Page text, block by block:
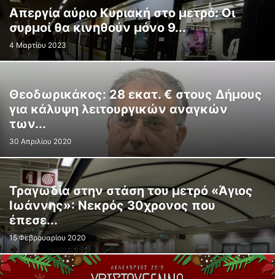
Απεργία αύριο Κυριακή στο μετρό: Οι
συρμοί θα κινηθούν μόνο 9...
4 Μαρτίου 2023
Θεοδωρικάκος: 28 εκατ. € στους Δήμους
για κάλυψη λειτουργικών αναγκών
των...
30 Απριλίου 2020
Τραγωδία στην στάση του μετρό «Άγιος
Ιωάννης»: Νεκρός 30χρονος που
έπεσε...
15 Φεβρουαρίου 2020